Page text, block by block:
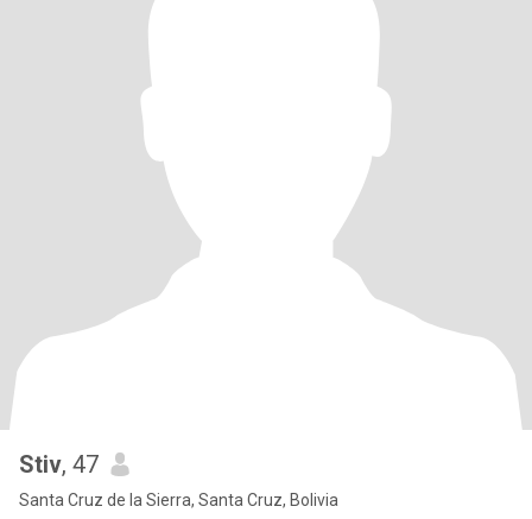
Stiv, 47
Santa Cruz de la Sierra, Santa Cruz, Bolivia